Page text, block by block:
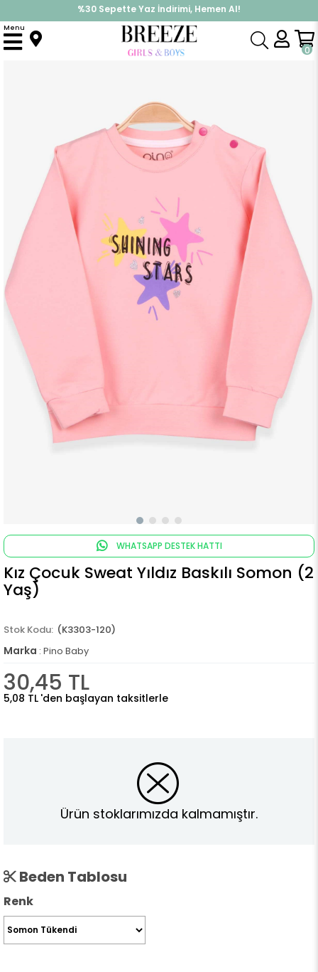
%30 Sepette Yaz İndirimi, Hemen Al!
İndirimlere ek %10 İndirimi Kap, Hemen Üye Ol!
0
Menu
Anasayfa Üst Giyim Sweatshirt Kız Çocuk Sweat Yıldız Baskılı Somon (2 Yaş)
WHATSAPP DESTEK HATTI
Kız Çocuk Sweat Yıldız Baskılı Somon (2
Yaş)
(K3303-120)
Marka : Pino Baby
30,45 TL
5,08 TL 'den başlayan taksitlerle
Ürün stoklarımızda kalmamıştır.
Beden Tablosu
Renk